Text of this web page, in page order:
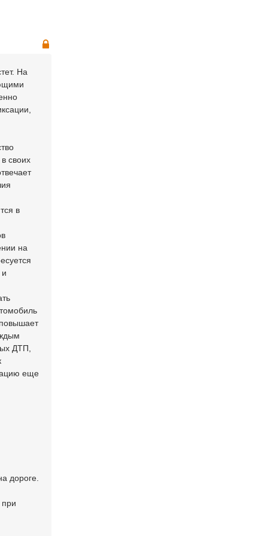
На
своих
в
на
ДТП,
еще
дороге.